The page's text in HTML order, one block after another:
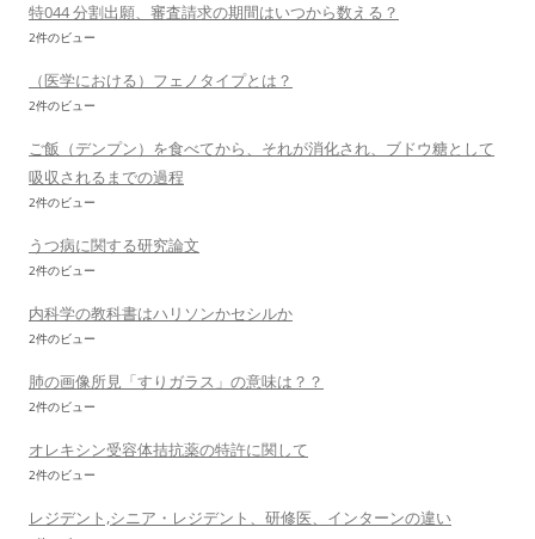
特044 分割出願、審査請求の期間はいつから数える？
2件のビュー
（医学における）フェノタイプとは？
2件のビュー
ご飯（デンプン）を食べてから、それが消化され、ブドウ糖として
吸収されるまでの過程
2件のビュー
うつ病に関する研究論文
2件のビュー
内科学の教科書はハリソンかセシルか
2件のビュー
肺の画像所見「すりガラス」の意味は？？
2件のビュー
オレキシン受容体拮抗薬の特許に関して
2件のビュー
レジデント,シニア・レジデント、研修医、インターンの違い